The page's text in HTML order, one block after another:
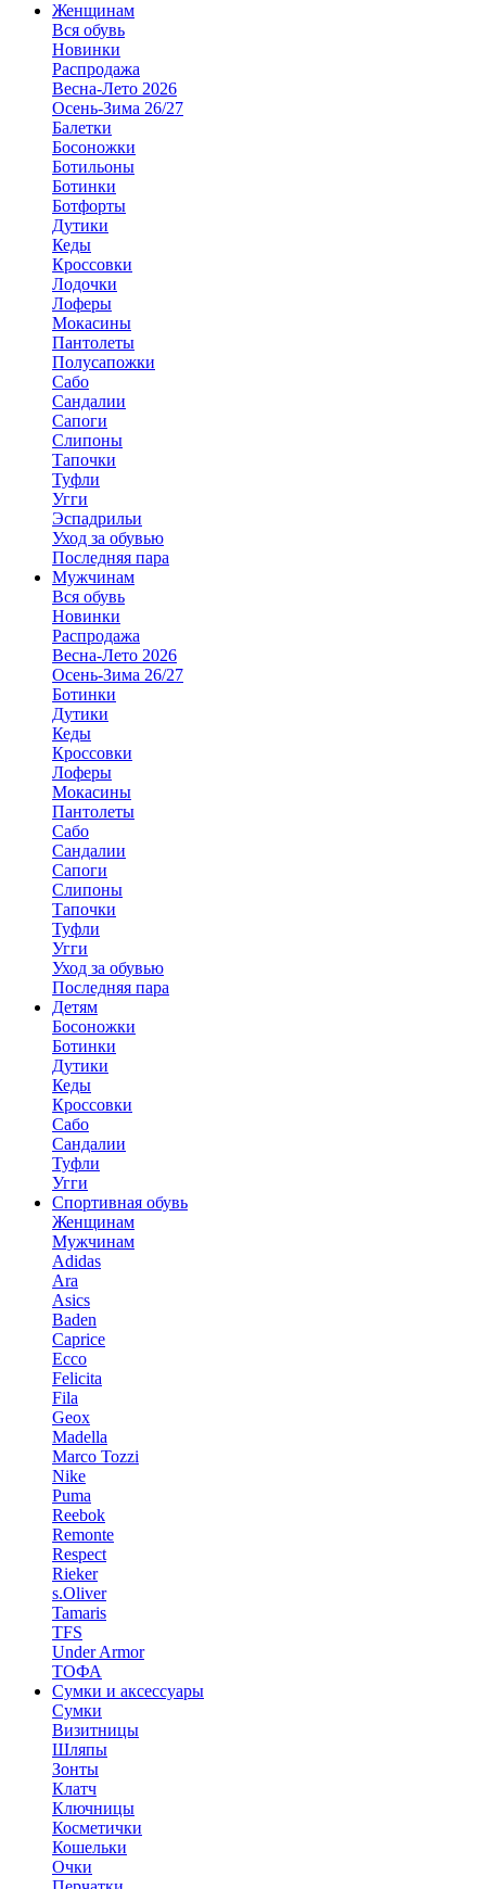
Женщинам
Вся обувь
Новинки
Распродажа
Весна-Лето 2026
Осень-Зима 26/27
Балетки
Босоножки
Ботильоны
Ботинки
Ботфорты
Дутики
Кеды
Кроссовки
Лодочки
Лоферы
Мокасины
Пантолеты
Полусапожки
Сабо
Сандалии
Сапоги
Слипоны
Тапочки
Туфли
Угги
Эспадрильи
Уход за обувью
Последняя пара
Мужчинам
Вся обувь
Новинки
Распродажа
Весна-Лето 2026
Осень-Зима 26/27
Ботинки
Дутики
Кеды
Кроссовки
Лоферы
Мокасины
Пантолеты
Сабо
Сандалии
Сапоги
Слипоны
Тапочки
Туфли
Угги
Уход за обувью
Последняя пара
Детям
Босоножки
Ботинки
Дутики
Кеды
Кроссовки
Сабо
Сандалии
Туфли
Угги
Спортивная обувь
Женщинам
Мужчинам
Adidas
Ara
Asics
Baden
Caprice
Ecco
Felicita
Fila
Geox
Madella
Marco Tozzi
Nike
Puma
Reebok
Remonte
Respect
Rieker
s.Oliver
Tamaris
TFS
Under Armor
ТОФА
Сумки и аксессуары
Сумки
Визитницы
Шляпы
Зонты
Клатч
Ключницы
Косметички
Кошельки
Очки